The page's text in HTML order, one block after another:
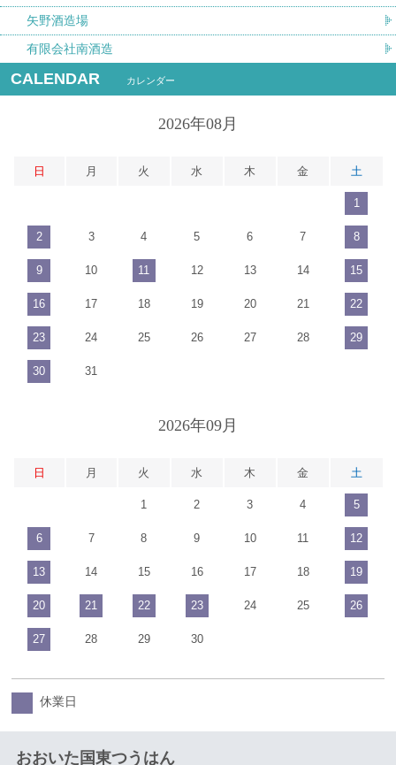
矢野酒造場
有限会社南酒造
CALENDAR カレンダー
2026年08月
日 月 火 水 木 金 土
1
2 3 4 5 6 7 8
9 10 11 12 13 14 15
16 17 18 19 20 21 22
23 24 25 26 27 28 29
30 31
2026年09月
日 月 火 水 木 金 土
1 2 3 4 5
6 7 8 9 10 11 12
13 14 15 16 17 18 19
20 21 22 23 24 25 26
27 28 29 30
休業日
おおいた国東つうはん